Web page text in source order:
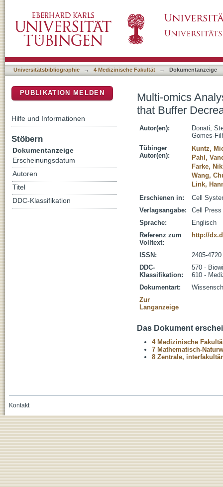
Enzymes in E. coli Metabolism
Universitätsbibliographie → 4 Medizinische Fakultät → Dokumentanzeige
Multi-omics
that Buffer
Autor(en):
Donati,
Gomes-
Tübinger
Autor(en):
Kuntz,
Pahl,
Farke,
Wang,
Link,
Erschienen in:
Cell
Verlagsangabe:
Cell Press
Sprache:
Englisch
Referenz zum
Volltext:
http://
ISSN:
2405-4720
DDC-
Klassifikation:
570 -
610 -
Dokumentart:
Zur
Langanzeige
Das Dokument
4 Medizinische
7 Mathematisch-
8 Zentrale,
PUBLIKATION MELDEN
Hilfe und Informationen
Stöbern
Dokumentanzeige
Erscheinungsdatum
Autoren
Titel
DDC-Klassifikation
Kontakt